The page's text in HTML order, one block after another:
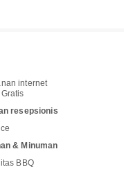
internet
resepsionis
& Minuman
BBQ